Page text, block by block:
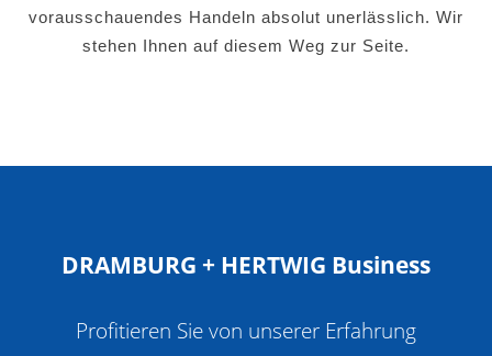
vorausschauendes Handeln absolut unerlässlich. Wir
stehen Ihnen auf diesem Weg zur Seite.
DRAMBURG + HERTWIG Business
Profitieren Sie von unserer Erfahrung